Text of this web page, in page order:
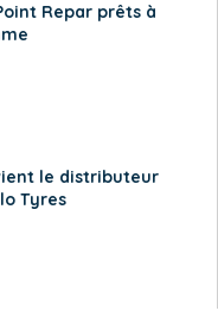
Repar prêts à
le distributeur
Tyres